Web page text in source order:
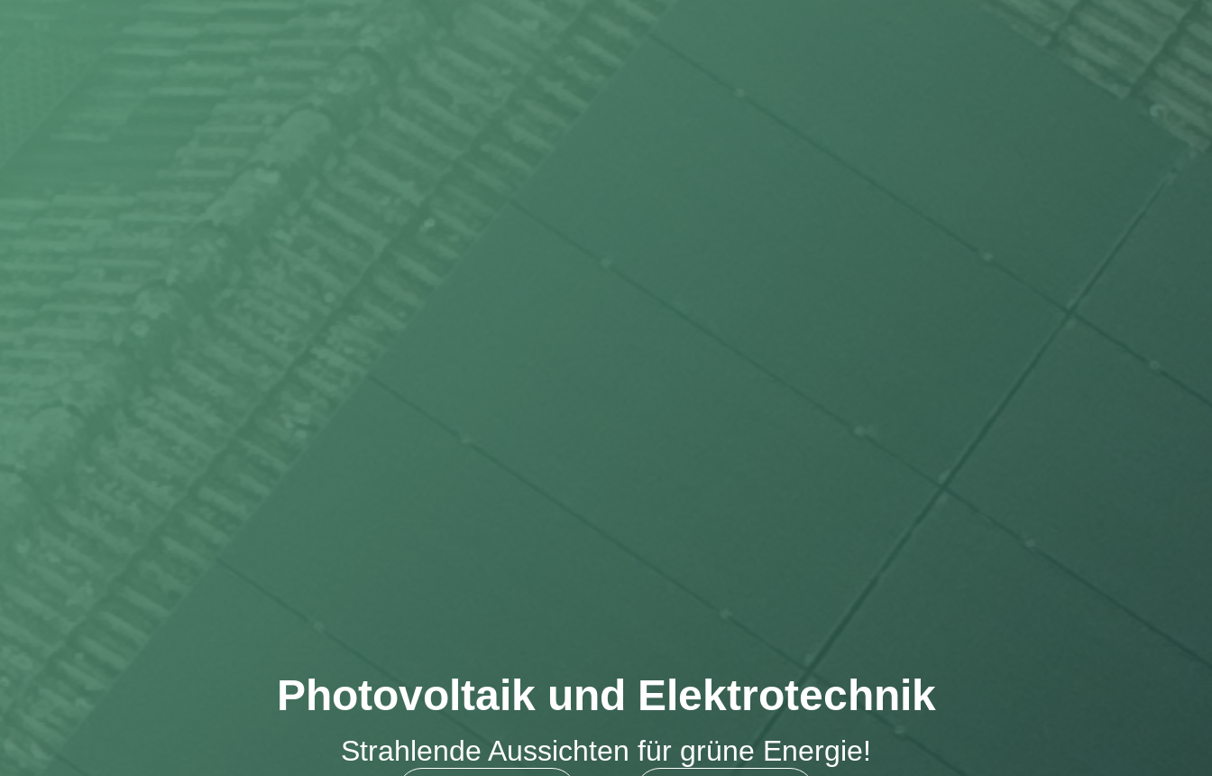
Photovoltaik und Elektrotechnik
Strahlende Aussichten für grüne Energie!